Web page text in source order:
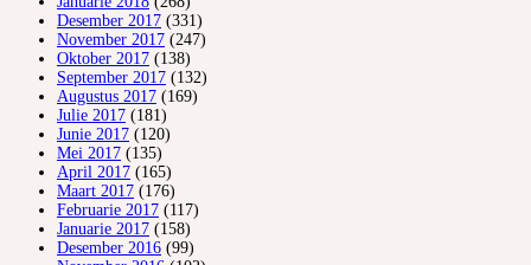
Desember 2017 (331)
November 2017 (247)
Oktober 2017 (138)
September 2017 (132)
Augustus 2017 (169)
Julie 2017 (181)
Junie 2017 (120)
Mei 2017 (135)
April 2017 (165)
Maart 2017 (176)
Februarie 2017 (117)
Januarie 2017 (158)
Desember 2016 (99)